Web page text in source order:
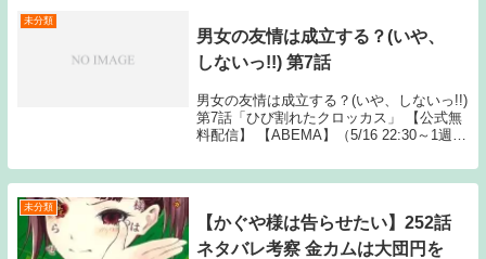
未分類
男女の友情は成立する？(いや、
しないっ!!) 第7話
男女の友情は成立する？(いや、しないっ!!)
第7話「ひび割れたクロッカス」 【公式無
料配信】 【ABEMA】（5/16 22:30～1週
【Hulu】 【ABEMA】 【Amaz Source:
N...
未分類
【かぐや様は告らせたい】252話
ネタバレ考察 金カムは大団円を